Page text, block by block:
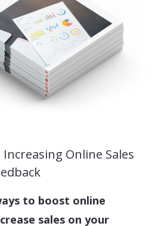
Online Sales
to boost online
sales on your